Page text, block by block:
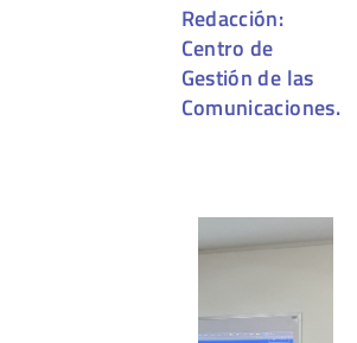
Redacción:
Centro de
Gestión de las
Comunicaciones.